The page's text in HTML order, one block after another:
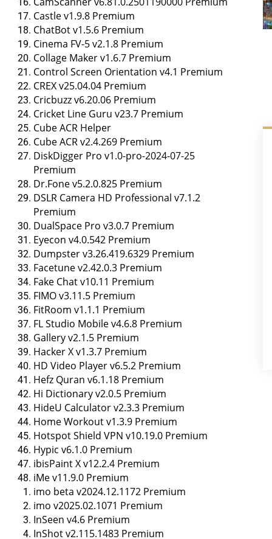
Castle v1.9.8 Premium
ChatBot v1.5.6 Premium
Cinema FV-5 v2.1.8 Premium
Collage Maker v1.6.7 Premium
Control Screen Orientation v4.1 Premium
CREX v25.04.04 Premium
Cricbuzz v6.20.06 Premium
Cricket Line Guru v23.7 Premium
Cube ACR Helper
Cube ACR v2.4.269 Premium
DiskDigger Pro v1.0-pro-2024-07-25
Premium
Dr.Fone v5.2.0.825 Premium
DSLR Camera HD Professional v7.1.2
Premium
DualSpace Pro v3.0.7 Premium
Eyecon v4.0.542 Premium
Dumpster v3.26.419.6329 Premium
Facetune v2.42.0.3 Premium
Fake Chat v10.11 Premium
FIMO v3.11.5 Premium
FitRoom v1.1.1 Premium
FL Studio Mobile v4.6.8 Premium
Gallery v2.1.5 Premium
Hacker X v1.3.7 Premium
HD Video Player v6.5.2 Premium
Hefz Quran v6.1.18 Premium
Hi Dictionary v2.0.5 Premium
HideU Calculator v2.3.3 Premium
Home Workout v1.3.9 Premium
Hotspot Shield VPN v10.19.0 Premium
Hypic v6.1.0 Premium
ibisPaint X v12.2.4 Premium
iMe v11.9.0 Premium
imo beta v2024.12.1172 Premium
imo v2025.02.1071 Premium
InSeen v4.6 Premium
InShot v2.115.1483 Premium